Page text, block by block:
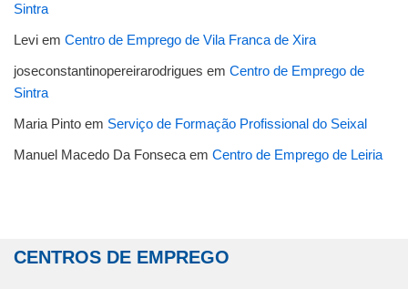
Sintra
Levi em Centro de Emprego de Vila Franca de Xira
joseconstantinopereirarodrigues em Centro de Emprego de
Sintra
Maria Pinto em Serviço de Formação Profissional do Seixal
Manuel Macedo Da Fonseca em Centro de Emprego de Leiria
CENTROS DE EMPREGO